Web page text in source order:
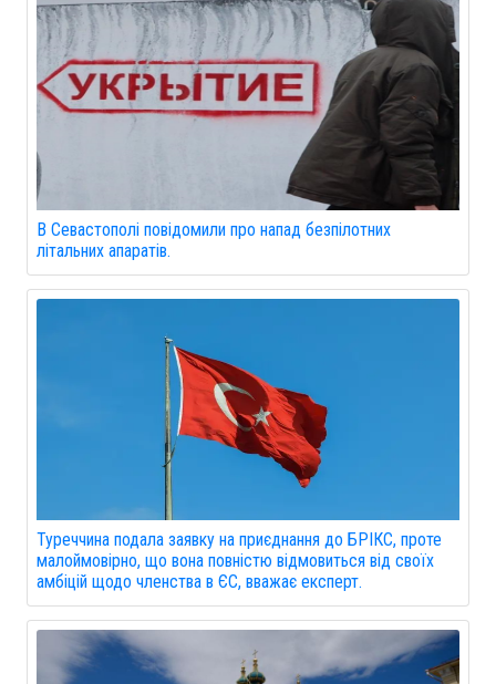
В Севастополі повідомили про напад безпілотних
літальних апаратів.
Туреччина подала заявку на приєднання до БРІКС, проте
малоймовірно, що вона повністю відмовиться від своїх
амбіцій щодо членства в ЄС, вважає експерт.